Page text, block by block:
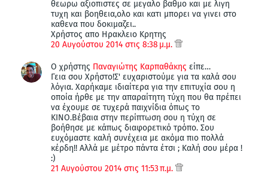
θεωρω αξιοπιστες σε μεγαλο βαθμο και με λιγη
τυχη και βοηθεια,ολο και κατι μπορει να γινει στο
καθενα που δοκιμαζει..
Χρήστος απο Ηρακλειο Κρητης
20 Αυγούστου 2014 στις 8:38 μ.μ.
Ο χρήστης Παναγιώτης Καρπαθάκης είπε…
Γεια σου Χρήστο!Σ' ευχαριστούμε για τα καλά σου
λόγια. Χαρήκαμε ιδιαίτερα για την επιτυχία σου η
οποία ήρθε με την απαραίτητη τύχη που θα πρέπει
να έχουμε σε τυχερά παιχνίδια όπως το
ΚΙΝΟ.Βέβαια στην περίπτωση σου η τύχη σε
βοήθησε με κάπως διαφορετικό τρόπο. Σου
ευχόμαστε καλή συνέχεια με ακόμα πιο πολλά
κέρδη!! Αλλά με μέτρο πάντα έτσι ; Καλή σου μέρα !
:)
21 Αυγούστου 2014 στις 11:53 π.μ.